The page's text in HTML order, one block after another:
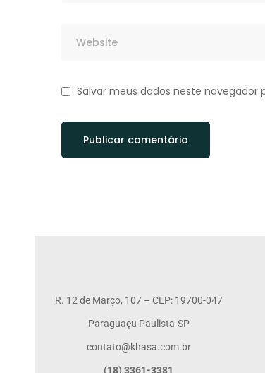
Salvar meus dados neste
R. 12 de Março, 107 – CEP: 19700-047
Paraguaçu Paulista-SP
contato@khasa.com.br
(18) 3361-3381